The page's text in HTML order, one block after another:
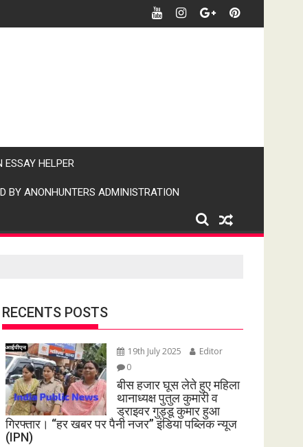
पैनी नजर" (IPN)इंडिया पब्लिक न्यूज।
ESSAY HELPER
BY ANONHUNTERS ADMINISTRATION
RECENTS POSTS
19th July 2025
Editor
0
बीस हजार घूस लेते हुए महिला
थानाध्यक्ष पुतुल कुमारी व
ड्राइवर गुड्डू कुमार हुआ
गिरफ्तार। “हर खबर पर पैनी नजर” इंडिया पब्लिक न्यूज
(IPN)